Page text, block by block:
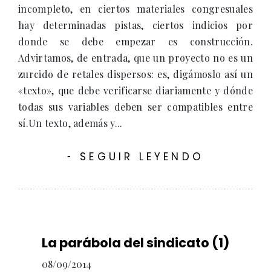
incompleto, en ciertos materiales congresuales
hay determinadas pistas, ciertos indicios por
donde se debe empezar es construcción.
Advirtamos, de entrada, que un proyecto no es un
zurcido de retales dispersos: es, digámoslo así un
«texto», que debe verificarse diariamente y dónde
todas sus variables deben ser compatibles entre
sí.Un texto, además y...
- SEGUIR LEYENDO
La parábola del sindicato (1)
08/09/2014